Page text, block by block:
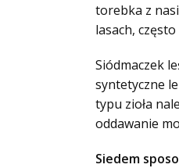
torebka z
lasach,
Siódmaczek
syntetyczne
typu zioła
oddawanie
Siedem